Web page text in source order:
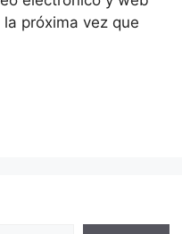
próxima vez que